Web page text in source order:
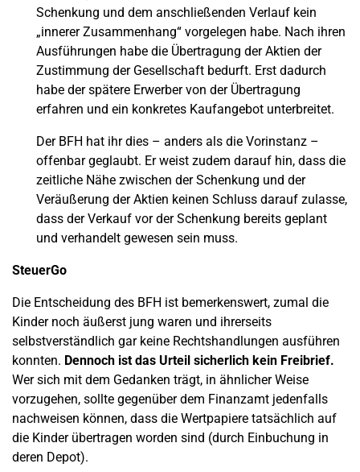
Schenkung und dem anschließenden Verlauf kein
„innerer Zusammenhang“ vorgelegen habe. Nach ihren
Ausführungen habe die Übertragung der Aktien der
Zustimmung der Gesellschaft bedurft. Erst dadurch
habe der spätere Erwerber von der Übertragung
erfahren und ein konkretes Kaufangebot unterbreitet.
Der BFH hat ihr dies – anders als die Vorinstanz –
offenbar geglaubt. Er weist zudem darauf hin, dass die
zeitliche Nähe zwischen der Schenkung und der
Veräußerung der Aktien keinen Schluss darauf zulasse,
dass der Verkauf vor der Schenkung bereits geplant
und verhandelt gewesen sein muss.
SteuerGo
Die Entscheidung des BFH ist bemerkenswert, zumal die
Kinder noch äußerst jung waren und ihrerseits
selbstverständlich gar keine Rechtshandlungen ausführen
konnten. Dennoch ist das Urteil sicherlich kein Freibrief.
Wer sich mit dem Gedanken trägt, in ähnlicher Weise
vorzugehen, sollte gegenüber dem Finanzamt jedenfalls
nachweisen können, dass die Wertpapiere tatsächlich auf
die Kinder übertragen worden sind (durch Einbuchung in
deren Depot).